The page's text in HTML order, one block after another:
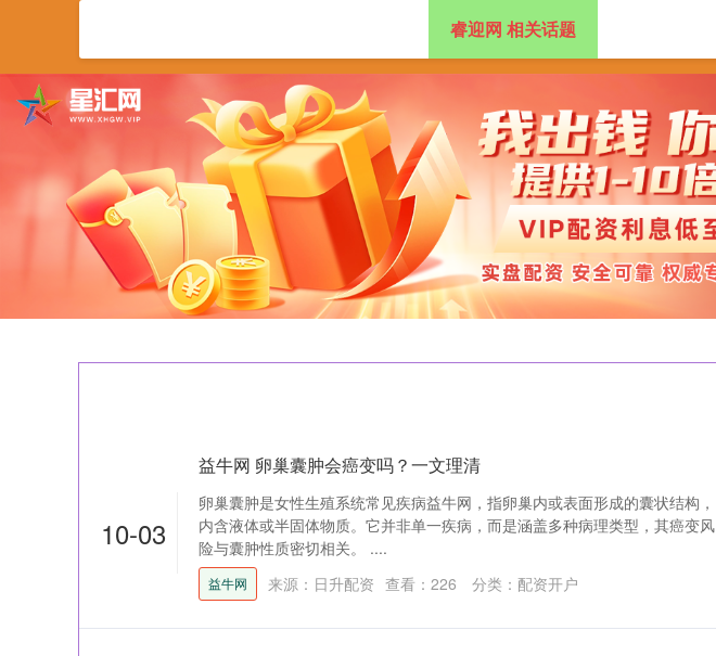
睿迎网 配资开户 炒股配资
睿迎网 相关话题
10-03
益牛网 卵巢囊肿会癌变吗？一文理清
卵巢囊肿是女性生殖系统常见疾病益牛网，指卵巢内或表面形成的囊状结构，
内含液体或半固体物质。它并非单一疾病，而是涵盖多种病理类型，其癌变风
险与囊肿性质密切相关。 ....
益牛网 来源：日升配资 查看： 226 分类： 配资开户